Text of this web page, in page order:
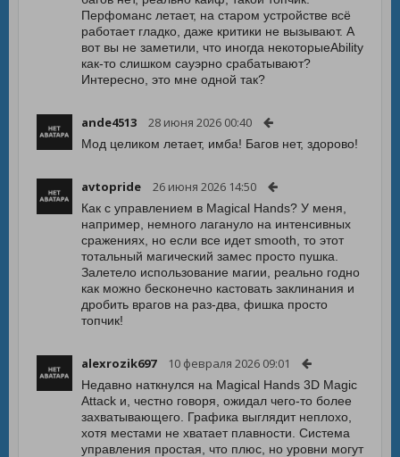
Перфоманс летает, на старом устройстве всё
работает гладко, даже критики не вызывают. А
вот вы не заметили, что иногда некоторыеAbility
как-то слишком сауэрно срабатывают?
Интересно, это мне одной так?
ande4513 28 июня 2026 00:40
Мод целиком летает, имба! Багов нет, здорово!
avtopride 26 июня 2026 14:50
Как с управлением в Magical Hands? У меня,
например, немного лагануло на интенсивных
сражениях, но если все идет smooth, то этот
тотальный магический замес просто пушка.
Залетело использование магии, реально годно
как можно бесконечно кастовать заклинания и
дробить врагов на раз-два, фишка просто
топчик!
alexrozik697 10 февраля 2026 09:01
Недавно наткнулся на Magical Hands 3D Magic
Attack и, честно говоря, ожидал чего-то более
захватывающего. Графика выглядит неплохо,
хотя местами не хватает плавности. Система
управления простая, что плюс, но уровни могут